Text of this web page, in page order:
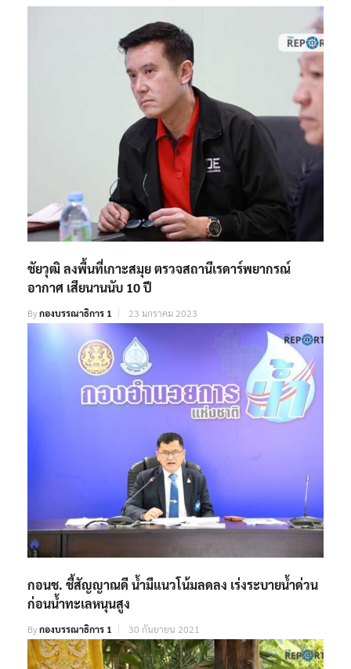
ชัยวุฒิ ลงพื้นที่เกาะสมุย ตรวจสถานีเรดาร์พยากรณ์
อากาศ เสียนานนับ 10 ปี
Byกองบรรณาธิการ 1 23 มกราคม 2023
กอนช. ชี้สัญญาณดี น้ำมีแนวโน้มลดลง เร่งระบายน้ำด่วน
ก่อนน้ำทะเลหนุนสูง
Byกองบรรณาธิการ 1 30 กันยายน 2021